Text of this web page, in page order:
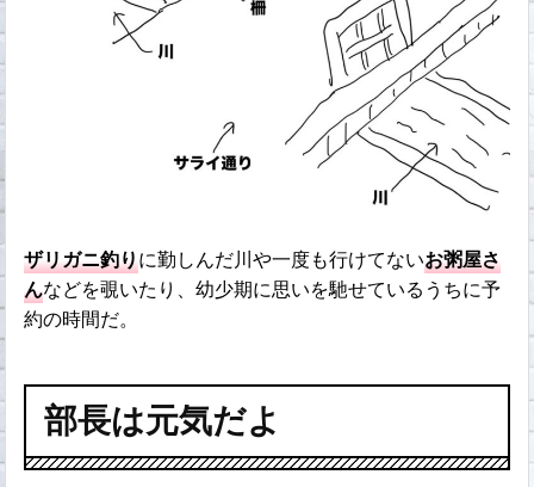
ザリガニ釣りに勤しんだ川や一度も行けてないお粥屋さ
んなどを覗いたり、幼少期に思いを馳せているうちに予
約の時間だ。
部長は元気だよ